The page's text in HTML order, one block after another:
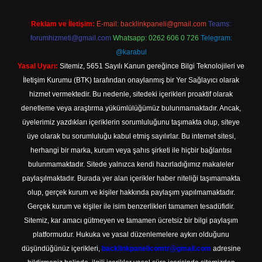
Reklam ve İletişim: E-mail: backlinkpaneli@gmail.com Teams:
forumhizmeti@gmail.com Whatsapp: 0262 606 0 726 Telegram:
@karabul
Yasal Uyarı: Sitemiz, 5651 Sayılı Kanun gereğince Bilgi Teknolojileri ve
İletişim Kurumu (BTK) tarafından onaylanmış bir Yer Sağlayıcı olarak
hizmet vermektedir. Bu nedenle, sitedeki içerikleri proaktif olarak
denetleme veya araştırma yükümlülüğümüz bulunmamaktadır. Ancak,
üyelerimiz yazdıkları içeriklerin sorumluluğunu taşımakta olup, siteye
üye olarak bu sorumluluğu kabul etmiş sayılırlar. Bu internet sitesi,
herhangi bir marka, kurum veya şahıs şirketi ile hiçbir bağlantısı
bulunmamaktadır. Sitede yalnızca kendi hazırladığımız makaleler
paylaşılmaktadır. Burada yer alan içerikler haber niteliği taşımamakta
olup, gerçek kurum ve kişiler hakkında paylaşım yapılmamaktadır.
Gerçek kurum ve kişiler ile isim benzerlikleri tamamen tesadüfidir.
Sitemiz, kar amacı gütmeyen ve tamamen ücretsiz bir bilgi paylaşım
platformudur. Hukuka ve yasal düzenlemelere aykırı olduğunu
düşündüğünüz içerikleri, backlinkpanelicomtr@gmail.com adresine